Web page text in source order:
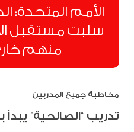
الأمم المتحدة:
منهم
مخاطبة جميع المدربين
تدريب “الصالحية”